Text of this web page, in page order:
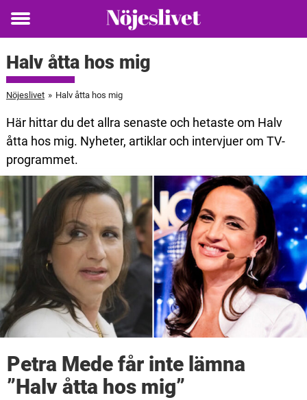
Toggle
Halv åtta hos mig
Nöjeslivet » Halv åtta hos mig
Här hittar du det allra senaste och hetaste om Halv
åtta hos mig. Nyheter, artiklar och intervjuer om TV-
programmet.
Petra Mede får inte lämna
”Halv åtta hos mig”